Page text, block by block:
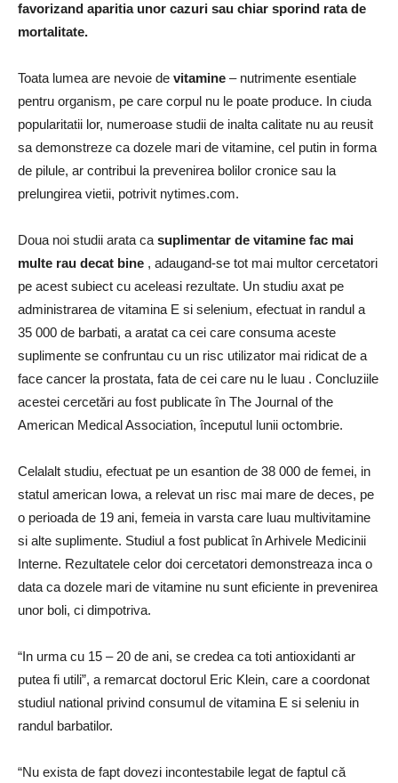
favorizand aparitia unor cazuri sau chiar sporind rata de
mortalitate.
Toata lumea are nevoie de vitamine – nutrimente esentiale
pentru organism, pe care corpul nu le poate produce. In ciuda
popularitatii lor, numeroase studii de inalta calitate nu au reusit
sa demonstreze ca dozele mari de vitamine, cel putin in forma
de pilule, ar contribui la prevenirea bolilor cronice sau la
prelungirea vietii, potrivit nytimes.com.
Doua noi studii arata casuplimentar de vitamine fac mai
multe rau decat bine , adaugand-se tot mai multor cercetatori
pe acest subiect cu aceleasi rezultate. Un studiu axat pe
administrarea de vitamina E si selenium, efectuat in randul a
35 000 de barbati, a aratat ca cei care consuma aceste
suplimente se confruntau cu un risc utilizator mai ridicat de a
face cancer la prostata, fata de cei care nu le luau . Concluziile
acestei cercetări au fost publicate în The Journal of the
American Medical Association, începutul lunii octombrie.
Celalalt studiu, efectuat pe un esantion de 38 000 de femei, in
statul american Iowa, a relevat un risc mai mare de deces, pe
o perioada de 19 ani, femeia in varsta care luau multivitamine
si alte suplimente. Studiul a fost publicat în Arhivele Medicinii
Interne. Rezultatele celor doi cercetatori demonstreaza inca o
data ca dozele mari de vitamine nu sunt eficiente in prevenirea
unor boli, ci dimpotriva.
“In urma cu 15 – 20 de ani, se credea ca toti antioxidanti ar
putea fi utili”, a remarcat doctorul Eric Klein, care a coordonat
studiul national privind consumul de vitamina E si seleniu in
randul barbatilor.
“Nu exista de fapt dovezi incontestabile legat de faptul că